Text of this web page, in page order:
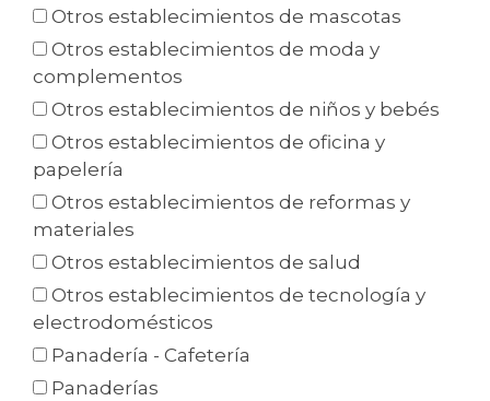
Otros establecimientos de mascotas
Otros establecimientos de moda y
complementos
Otros establecimientos de niños y bebés
Otros establecimientos de oficina y
papelería
Otros establecimientos de reformas y
materiales
Otros establecimientos de salud
Otros establecimientos de tecnología y
electrodomésticos
Panadería - Cafetería
Panaderías